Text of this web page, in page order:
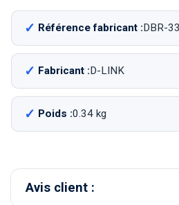
Référence fabricant :DBR-
Fabricant :D-LINK
Poids :0.34 kg
Avis client :